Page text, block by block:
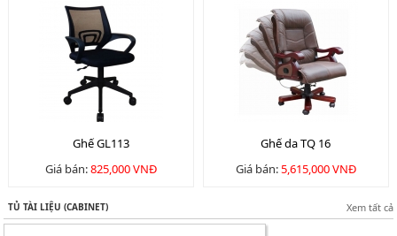
Ghế GL113
Giá bán:825,000 VNĐ
Ghế da TQ 16
Giá bán:5,615,000 VNĐ
TỦ TÀI LIỆU (CABINET) Xem tất cả